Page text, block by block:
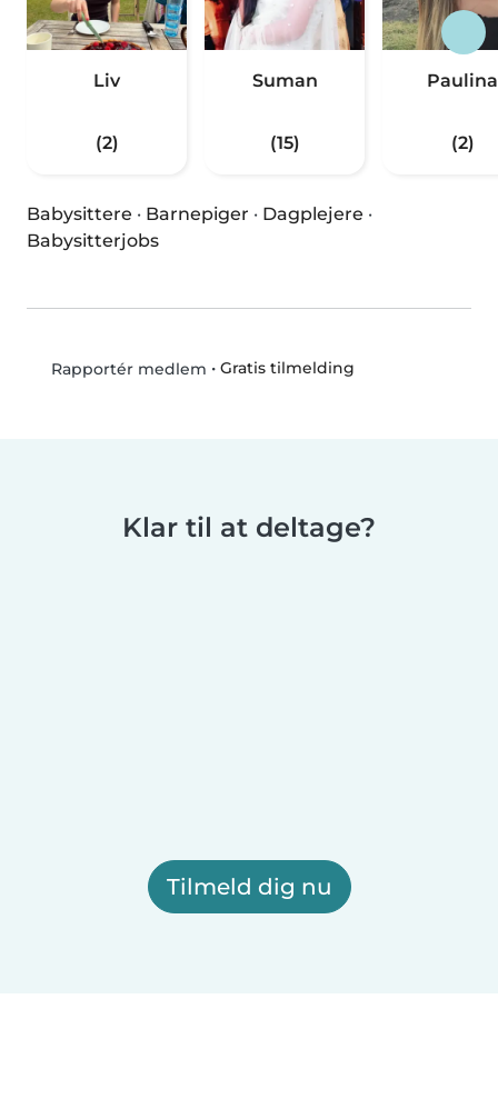
Liv
(2)
Suman
(15)
Paulina
(2)
Babysittere · Barnepiger · Dagplejere ·
Babysitterjobs
Rapportér medlem • Gratis tilmelding
Klar til at deltage?
Tilmeld dig nu